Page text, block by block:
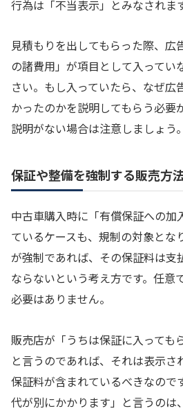
行為は「不当表示」とみなされます
見積もりを出してもらった際、広
の諸費用」が項目として入ってい
さい。もし入っていたら、なぜ広
かったのかを説明してもらう必要
説明がない場合は注意しましょう。
保証や整備を強制する販売方
中古車購入時に「有償保証への加
ているケースも、規制の対象とな
が強制であれば、その保証料は支
ならないという考え方です。任意
必要はありません。
販売店が「うちは保証に入っても
と言うのであれば、それは表示さ
保証料が含まれているべきなので
代が別にかかります」と言うのは